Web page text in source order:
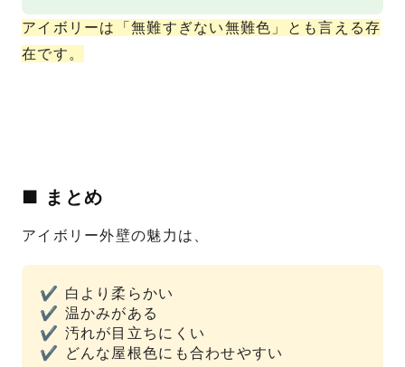
アイボリーは「無難すぎない無難色」とも言える存
在です。
■ まとめ
アイボリー外壁の魅力は、
✔ 白より柔らかい
✔ 温かみがある
✔ 汚れが目立ちにくい
✔ どんな屋根色にも合わせやすい